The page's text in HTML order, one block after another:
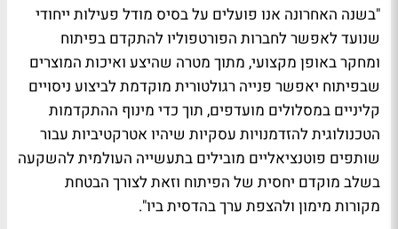
"בשנה האחרונה אנו פועלים על בסיס מודל פעילות ייחודי
שנועד לאפשר לחברות הפורטפוליו להתקדם בפיתוח
ומחקר באופן מקצועי, מתוך מטרה שהיצע ואיכות המוצרים
שבפיתוח יאפשר פנייה רגולטורית מוקדמת לביצוע ניסויים
קליניים במסלולים מועדפים, תוך כדי מינוף ההתקדמות
הטכנולוגית להזדמנויות עסקיות שיהיו אטרקטיביות עבור
שותפים פוטנציאליים מובילים בתעשייה העולמית להשקעה
בשלב מוקדם יחסית של הפיתוח וזאת לצורך הבטחת
מקורות מימון ולהצפת ערך בהדסית ביו".